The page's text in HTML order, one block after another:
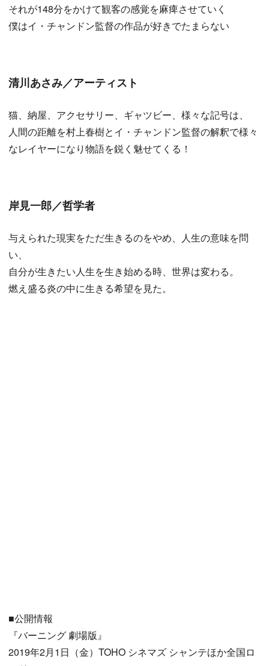
それが148分をかけて観客の感覚を麻痺させていく
僕はイ・チャンドン監督の作品が好きでたまらない
清川あさみ／アーティスト
猫、納屋、アクセサリー、ギャツビー、様々な記号は、
人間の距離を村上春樹とイ・チャンドン監督の解釈で様々
なレイヤーになり物語を鋭く魅せてくる！
岸見一郎／哲学者
与えられた現実をただ生きるのをやめ、人生の意味を問
い、
自分が生きたい人生を生き始める時、世界は変わる。
燃え盛る炎の中に生きる希望を見た。
■公開情報
『バーニング 劇場版』
2019年2月1日（金）TOHO シネマズ シャンテほか全国ロ